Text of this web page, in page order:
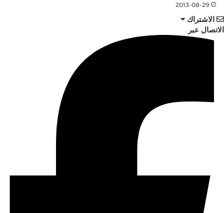
2013-08-29
الاشتراك
الاتصال عبر